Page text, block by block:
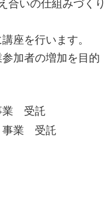
合いの仕組みづくり
座を行います。
加者の増加を目的
業 受託
事業 受託